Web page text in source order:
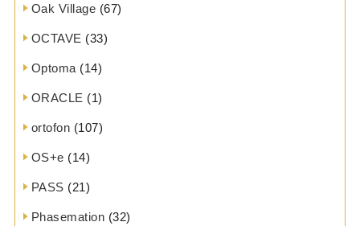
Oak Village (67)
OCTAVE (33)
Optoma (14)
ORACLE (1)
ortofon (107)
OS+e (14)
PASS (21)
Phasemation (32)